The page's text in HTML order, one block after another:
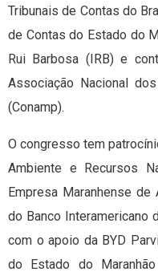
Tribunais de Contas do
de Contas do Estado do
Rui Barbosa (IRB) e
Associação Nacional
(Conamp).
O congresso tem
Ambiente e Recursos
Empresa Maranhense
do Banco Interamericano
com o apoio da BYD
do Estado do